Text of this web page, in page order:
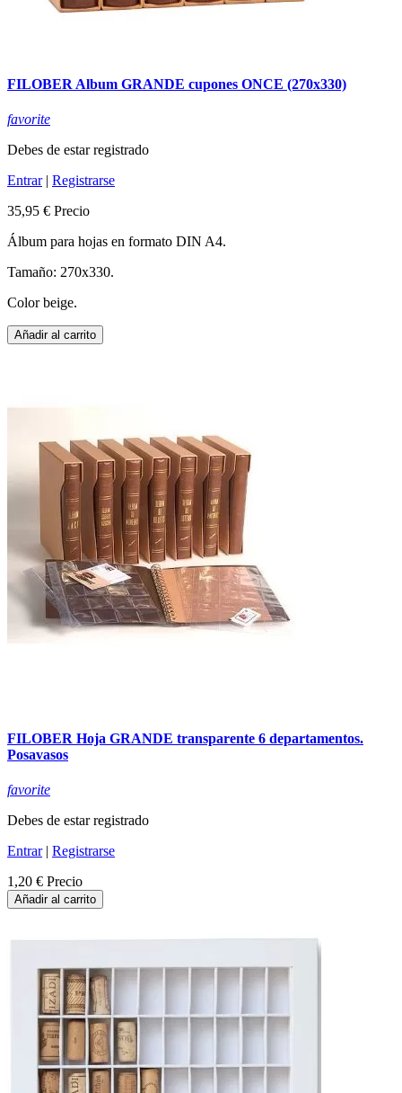
FILOBER Album GRANDE cupones ONCE (270x330)
favorite
Debes de estar registrado
Entrar| Registrarse
35,95 € Precio
Álbum para hojas en formato DIN A4.
Tamaño: 270x330.
Color beige.
Añadir al carrito
FILOBER Hoja GRANDE transparente 6 departamentos.
Posavasos
favorite
Debes de estar registrado
Entrar| Registrarse
1,20 € Precio
Añadir al carrito